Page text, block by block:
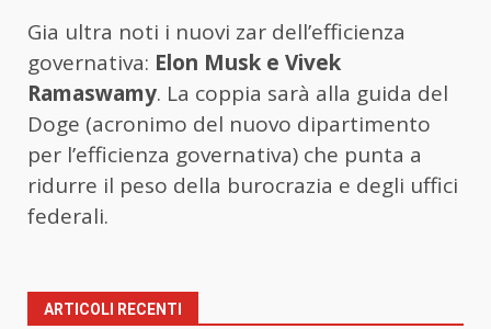
Gia ultra noti i nuovi zar dell’efficienza
governativa: Elon Musk e Vivek
Ramaswamy. La coppia sarà alla guida del
Doge (acronimo del nuovo dipartimento
per l’efficienza governativa) che punta a
ridurre il peso della burocrazia e degli uffici
federali.
ARTICOLI RECENTI